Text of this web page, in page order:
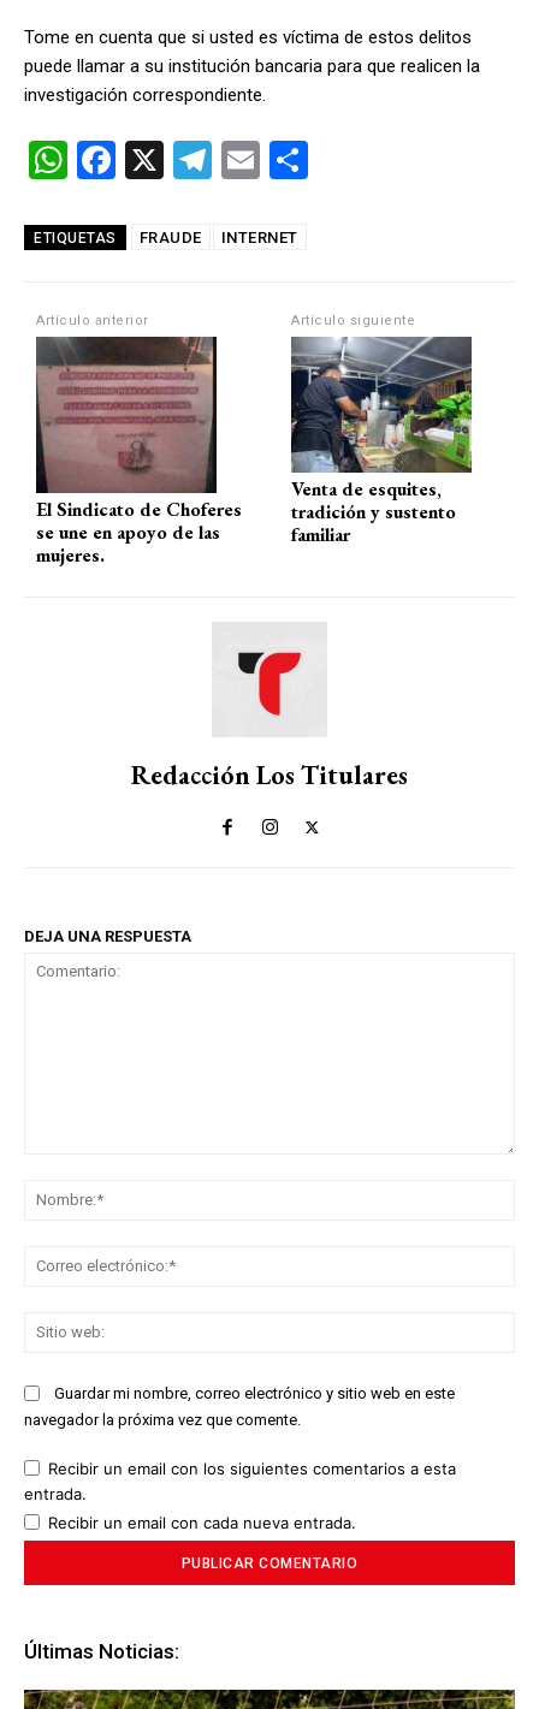
Tome en cuenta que si usted es víctima de estos delitos
puede llamar a su institución bancaria para que realicen la
investigación correspondiente.
W
at
A
p
p
F
ce
o
o
k
X
T
e
m
E
ail
ar
tir
ETIQUETAS FRAUDE INTERNET
Artículo anterior
El Sindicato de Choferes
se une en apoyo de las
mujeres.
Artículo siguiente
Venta de esquites,
tradición y sustento
familiar
Redacción Los Titulares
DEJA UNA RESPUESTA
Guardar mi nombre, correo electrónico y sitio web en este
navegador la próxima vez que comente.
Recibir un email con los siguientes comentarios a esta
entrada.
Recibir un email con cada nueva entrada.
Últimas Noticias: